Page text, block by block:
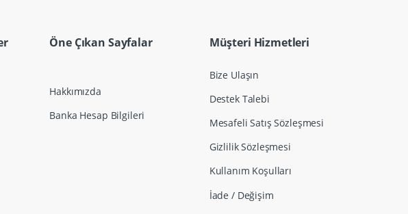
Öne Çıkan Sayfalar
Hakkımızda
Banka Hesap Bilgileri
Müşteri Hizmetleri
Bize Ulaşın
Destek Talebi
Mesafeli Satış Sözleşmesi
Gizlilik Sözleşmesi
Kullanım Koşulları
İade / Değişim